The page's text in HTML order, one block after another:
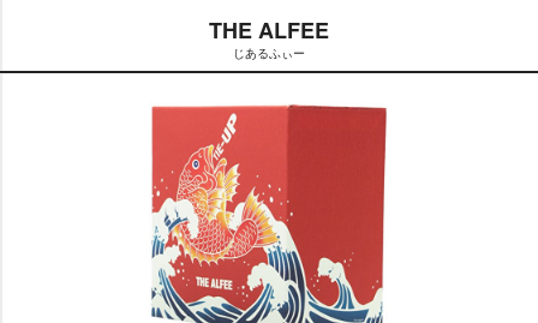
t
e
THE ALFEE
じあるふぃー